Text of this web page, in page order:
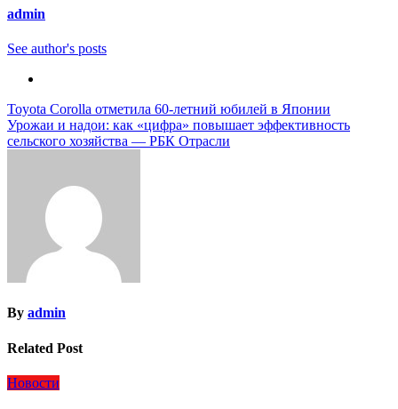
admin
See author's posts
Навигация
по
Toyota Corolla отметила 60-летний юбилей в Японии
Урожаи и надои: как «цифра» повышает эффективность
сельского хозяйства — РБК Отрасли
By admin
Related Post
Новости